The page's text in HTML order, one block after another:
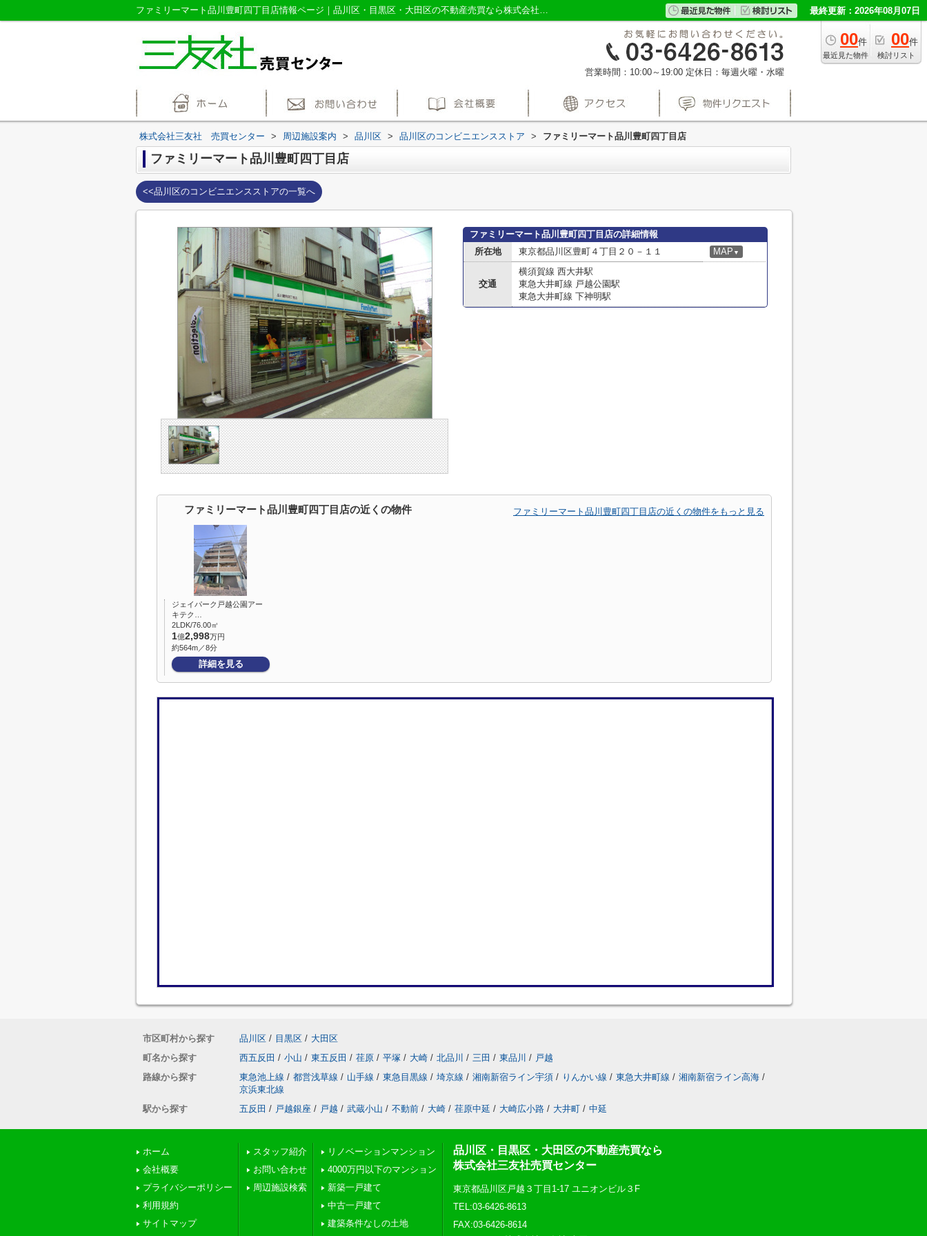
ファミリーマート品川豊町四丁目店情報ページ｜品川区・目黒区・大田区の不動産売買なら株式会社三友社売買センター 最終更新：2026年08月07日
00件
最近見た物件
00件
検討リスト
営業時間：10:00～19:00 定休日：毎週火曜・水曜
株式会社三友社 売買センター > 周辺施設案内 > 品川区 > 品川区のコンビニエンスストア > ファミリーマート品川豊町四丁目店
ファミリーマート品川豊町四丁目店
<<品川区のコンビニエンスストアの一覧へ
ファミリーマート品川豊町四丁目店の詳細情報
所在地
東京都品川区豊町４丁目２０－１１ MAP ▼
交通
横須賀線 西大井駅
東急大井町線 戸越公園駅
東急大井町線 下神明駅
ファミリーマート品川豊町四丁目店の近くの物件 ファミリーマート品川豊町四丁目店の近くの物件をもっと見る
ジェイパーク戸越公園アー
キテク…
2LDK/76.00㎡
1億2,998万円
約564m／8分
詳細を見る
市区町村から探す 品川区 / 目黒区 / 大田区
町名から探す
西五反田 / 小山 / 東五反田 / 荏原 / 平塚 / 大崎 / 北品川 / 三田 / 東品川 / 戸越
路線から探す
東急池上線 / 都営浅草線 / 山手線 / 東急目黒線 / 埼京線 / 湘南新宿ライン宇須 / りんかい線 / 東急大井町線 / 湘南新宿ライン高海 /
京浜東北線
駅から探す
五反田 / 戸越銀座 / 戸越 / 武蔵小山 / 不動前 / 大崎 / 荏原中延 / 大崎広小路 / 大井町 / 中延
ホーム
会社概要
プライバシーポリシー
利用規約
サイトマップ
スタッフ紹介
お問い合わせ
周辺施設検索
リノベーションマンション
4000万円以下のマンション
新築一戸建て
中古一戸建て
建築条件なしの土地
品川区・目黒区・大田区の不動産売買なら
株式会社三友社売買センター
東京都品川区戸越３丁目1-17 ユニオンビル３F
TEL:03-6426-8613
FAX:03-6426-8614